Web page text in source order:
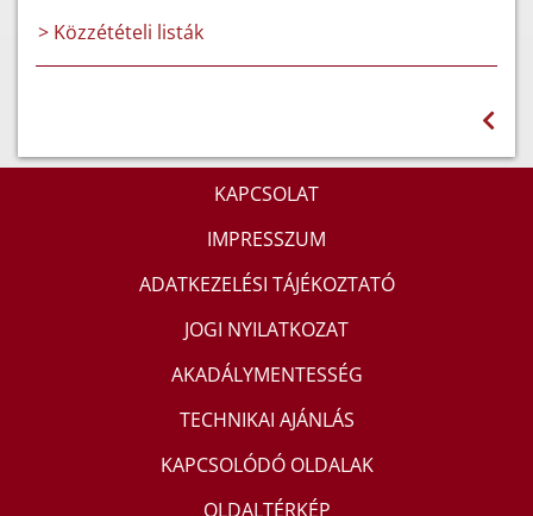
> Közzétételi listák
KAPCSOLAT
IMPRESSZUM
ADATKEZELÉSI TÁJÉKOZTATÓ
JOGI NYILATKOZAT
AKADÁLYMENTESSÉG
TECHNIKAI AJÁNLÁS
KAPCSOLÓDÓ OLDALAK
OLDALTÉRKÉP